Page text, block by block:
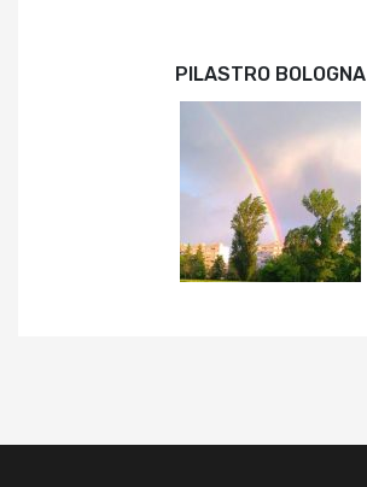
PILASTRO BOLOGNA